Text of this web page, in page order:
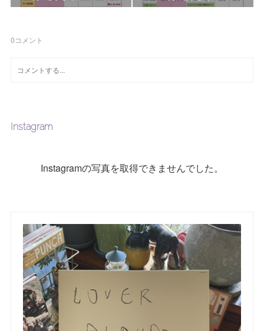
0コメント
Instagram
Instagramの写真を取得できませんでした。